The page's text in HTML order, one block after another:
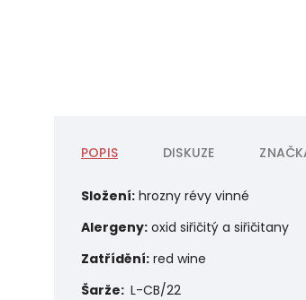
POPIS DISKUZE
Složení: hrozny révy vinné
Alergeny: oxid siřičitý a siřičitany
Zatřídění: red wine
Šarže: L-CB/22